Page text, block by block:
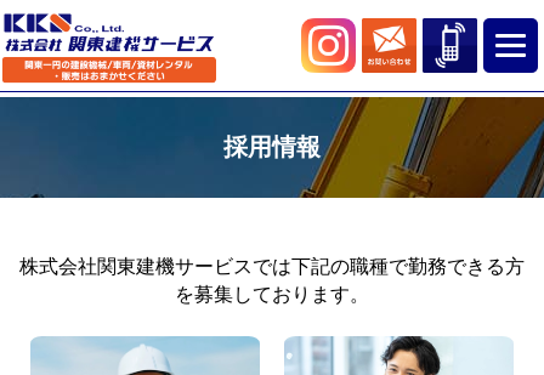
採用情報
株式会社関東建機サービスでは下記の職種で勤務できる方
を募集しております。